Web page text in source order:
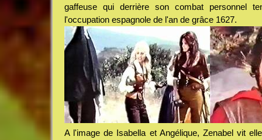
gaffeuse qui derrière son combat personnel
l'occupation espagnole de l'an de grâce 1627.
A l'image de Isabella et Angélique, Zenabel vit